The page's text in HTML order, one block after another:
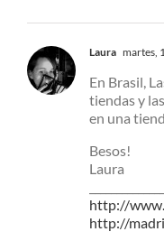
Laura martes,
En Brasil,
tiendas y
en una
Besos!
Laura
http://
http://